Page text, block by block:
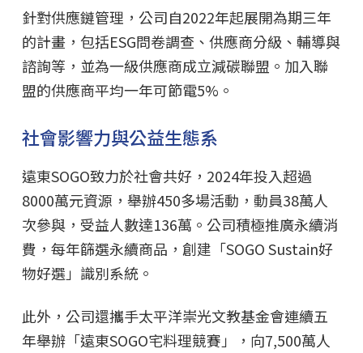
針對供應鏈管理，公司自2022年起展開為期三年
的計畫，包括ESG問卷調查、供應商分級、輔導與
諮詢等，並為一級供應商成立減碳聯盟。加入聯
盟的供應商平均一年可節電5%。
社會影響力與公益生態系
遠東SOGO致力於社會共好，2024年投入超過
8000萬元資源，舉辦450多場活動，動員38萬人
次參與，受益人數達136萬。公司積極推廣永續消
費，每年篩選永續商品，創建「SOGO Sustain好
物好選」識別系統。
此外，公司還攜手太平洋崇光文教基金會連續五
年舉辦「遠東SOGO宅料理競賽」，向7,500萬人